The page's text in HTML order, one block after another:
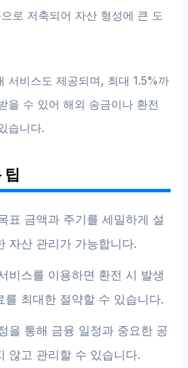
로 저축되어 자산 형성에 큰 도
서비스도 제공되며, 최대 1.5%까
을 수 있어 해외 송금이나 환전
습니다.
팁
표 금액과 주기를 세밀하게 설
자산 관리가 가능합니다.
비스를 이용하면 환전 시 발생
를 최대한 절약할 수 있습니다.
을 통해 금융 일정과 중요한 공
않고 관리할 수 있습니다.